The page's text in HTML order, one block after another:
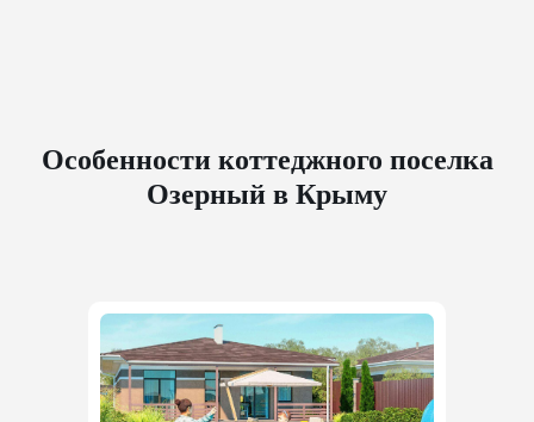
Особенности коттеджного поселка
Озерный в Крыму